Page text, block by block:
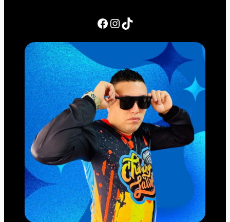
Facebook InstagramTikTok